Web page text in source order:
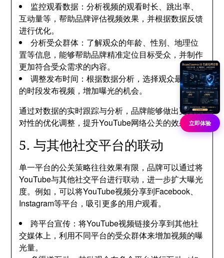
监控观看数据：分析视频的观看时长、跳出率、
互动量等，帮助品牌评估视频效果，并根据数据反馈
进行优化。
分析受众群体：了解观众的年龄、性别、地理位
置等信息，能够帮助品牌精准定位目标受众，并制作
更加符合受众需求的内容。
调整发布时间：根据数据分析，选择观众最活跃
的时段发布视频，增加曝光的机会。
通过对数据的实时跟踪与分析，品牌能够做出更具针
对性的优化调整，提升YouTube网络公关的效果。
5. 与其他社交平台的联动
单一平台的公关策略往往效果有限，品牌可以通过将
YouTube与其他社交平台进行联动，进一步扩大曝光
度。例如，可以将YouTube视频分享到Facebook、
Instagram等平台，吸引更多的用户观看。
跨平台宣传：将YouTube视频链接分享到其他社
交媒体上，利用不同平台的受众群体来增加视频的曝
光量。
立即体验